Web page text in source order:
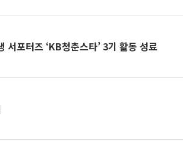
서포터즈 ‘KB청춘스타’ 3기 활동 성료